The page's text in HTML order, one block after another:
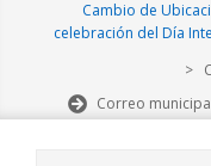
Cambio de
celebración del Día
>
Correo